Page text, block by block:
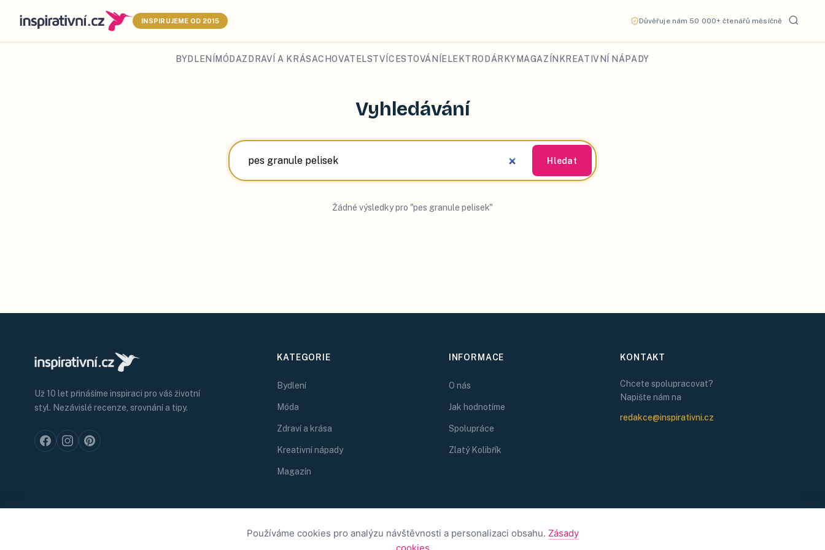
INSPIRUJEME OD 2015 Důvěřuje nám 50 000+ čtenářů měsíčně
BYDLENÍ MÓDAZDRAVÍ A KRÁSACHOVATELSTVÍCESTOVÁNÍ ELEKTRO DÁRKY MAGAZÍN KREATIVNÍ NÁPADY
Vyhledávání
články
Hledat
Žádné výsledky pro "pes granule pelisek"
Už 10 let přinášíme inspiraci pro váš životní
styl. Nezávislé recenze, srovnání a tipy.
KATEGORIE
Bydlení
Móda
Zdraví a krása
Kreativní nápady
Magazín
INFORMACE
O nás
Jak hodnotíme
Spolupráce
Zlatý Kolibřík
KONTAKT
Chcete spolupracovat?
Napište nám na
redakce@inspirativni.cz
Používáme cookies pro analýzu návštěvnosti a personalizaci obsahu. Zásady